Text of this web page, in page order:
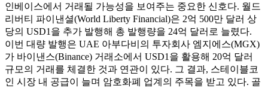
인베이스에서 거래될 가능성을 보여주는 중요한 신호다. 월드
리버티 파이낸셜(World Liberty Financial)은 2억 500만 달러 상
당의 USD1을 추가 발행해 총 발행량을 24억 달러로 늘렸다.
이번 대량 발행은 UAE 아부다비의 투자회사 엠지에스(MGX)
가 바이낸스(Binance) 거래소에서 USD1을 활용해 20억 달러
규모의 거래를 체결한 것과 연관이 있다. 그 결과, 스테이블코
인 시장 내 공급이 늘며 암호화폐 업계의 주목을 받고 있다. 골